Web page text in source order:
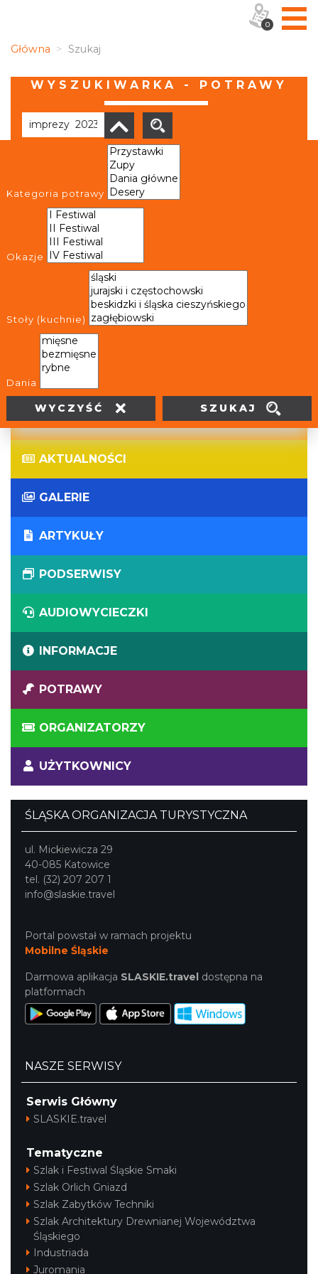
Główna Szukaj
WYSZUKIWARKA - POTRAWY
Kategoria potrawy
Okazje
Stoły (kuchnie)
Dania
WYCZYŚĆ SZUKAJ
Brak wyników
OBIEKTY I MIEJSCA
WIRTUALNE WYCIECZKI
WYDARZENIA
AKTUALNOŚCI
GALERIE
ARTYKUŁY
PODSERWISY
AUDIOWYCIECZKI
INFORMACJE
POTRAWY
ORGANIZATORZY
UŻYTKOWNICY
ŚLĄSKA ORGANIZACJA TURYSTYCZNA
ul. Mickiewicza 29
40-085 Katowice
tel. (32) 207 207 1
info@slaskie.travel
Portal powstał w ramach projektu
Mobilne Śląskie
Darmowa aplikacja SLASKIE.travel dostępna na
platformach
NASZE SERWISY
Serwis Główny
SLASKIE.travel
Tematyczne
Szlak i Festiwal Śląskie Smaki
Szlak Orlich Gniazd
Szlak Zabytków Techniki
Szlak Architektury Drewnianej Województwa
Śląskiego
Industriada
Juromania
0